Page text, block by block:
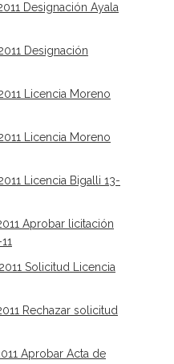
Designación Ayala
Designación
Licencia Moreno
Licencia Moreno
Licencia Bigalli 13-
Aprobar licitación
Solicitud Licencia
Rechazar solicitud
Aprobar Acta de